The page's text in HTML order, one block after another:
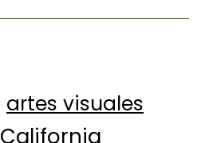
artes visuales
California